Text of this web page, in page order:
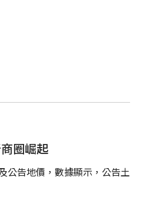
圈崛起
公告地價，數據顯示，公告土